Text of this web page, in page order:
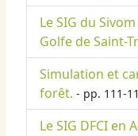
Le SIG du
Golfe de Saint-
Simulation et
forêt. - pp. 111-
Le SIG DFCI en